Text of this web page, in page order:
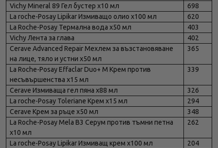
Vichy Mineral 89 Гел бустер х10 мл
698
La roche-Posay Lipikar Измиващо олио х100 мл
620
La Roche-Posay Термална вода х50 мл
403
Vichy Лента за глава
402
Cerave Advanced Repair Мехлем за възстановяване
на лице, тяло и устни х50 мл
365
La Roche-Posay Effaclar Duo+ M Крем против
несъвършенства х15 мл
339
Cerave Измиваща гел пяна х88 мл
326
La roche-Posay Toleriane Kрем x15 мл
294
Cerave Крем за ръце х50 мл
348
La Roche-Posay Mela B3 Серум против тъмни петна
х10 мл
262
La roche-Posay Lipikar Измиващ крем х100 мл
204